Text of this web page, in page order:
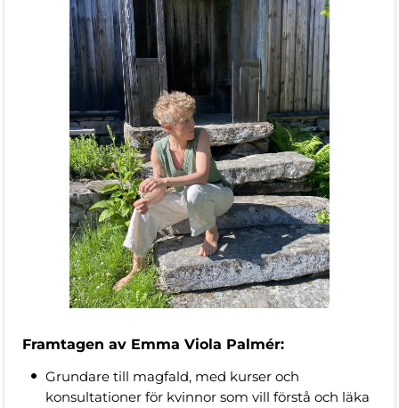
Framtagen av Emma Viola Palmér:
Grundare till magfald, med kurser och
konsultationer för kvinnor som vill förstå och läka